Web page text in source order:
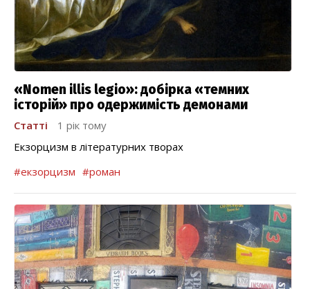
«Nomen illis legio»: добірка «темних
історій» про одержимість демонами
Статті
1 рік тому
Екзорцизм в літературних творах
#екзорцизм #роман